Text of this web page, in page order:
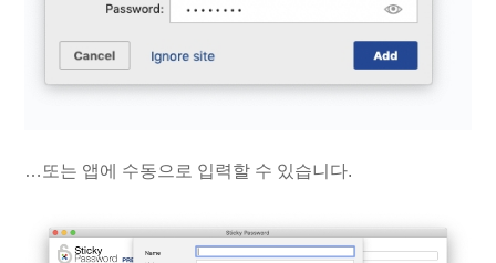
…또는 앱에 수동으로 입력할 수 있습니다.